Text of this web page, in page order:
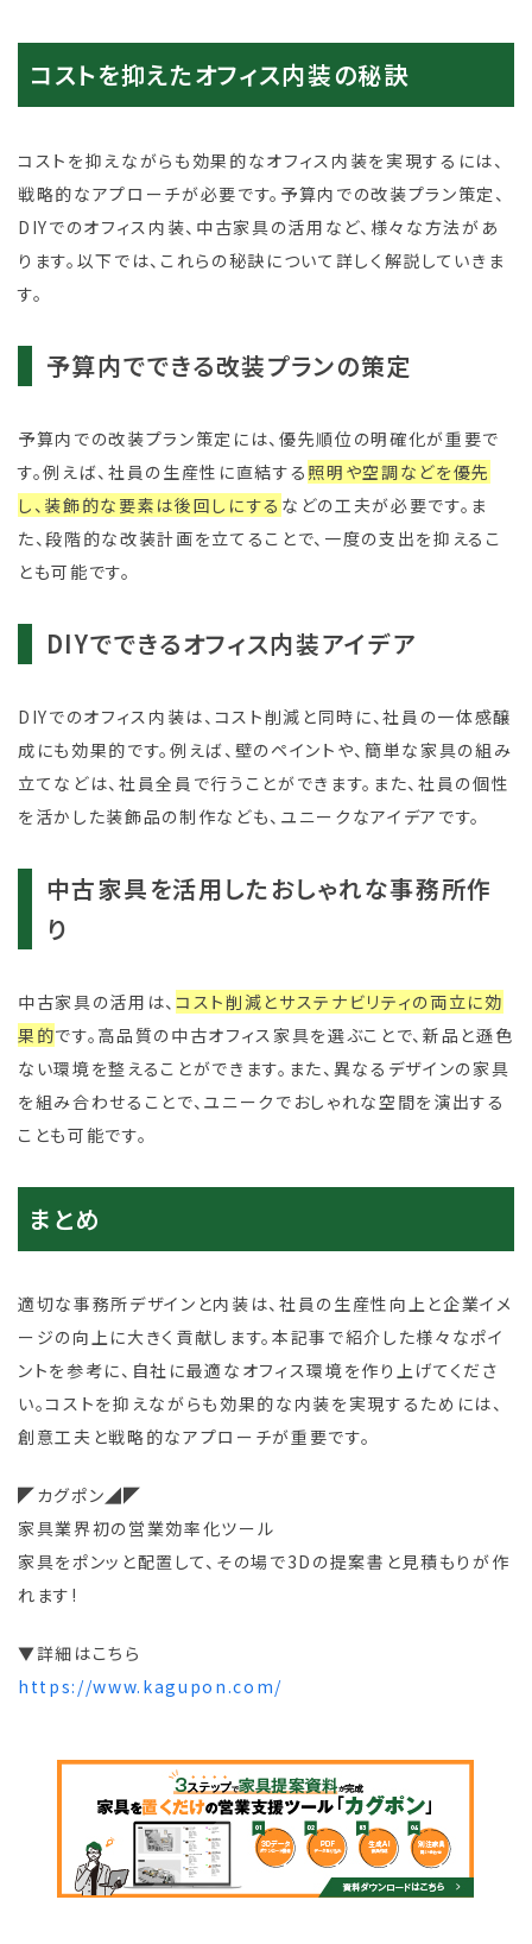
コストを抑えたオフィス内装の秘訣
コストを抑えながらも効果的なオフィス内装を実現するには、
戦略的なアプローチが必要です。予算内での改装プラン策定、
DIYでのオフィス内装、中古家具の活用など、様々な方法があ
ります。以下では、これらの秘訣について詳しく解説していきま
す。
予算内でできる改装プランの策定
予算内での改装プラン策定には、優先順位の明確化が重要で
す。例えば、社員の生産性に直結する 照明や空調などを優先
し、装飾的な要素は後回しにする などの工夫が必要です。ま
た、段階的な改装計画を立てることで、一度の支出を抑えるこ
とも可能です。
DIYでできるオフィス内装アイデア
DIYでのオフィス内装は、コスト削減と同時に、社員の一体感醸
成にも効果的です。例えば、壁のペイントや、簡単な家具の組み
立てなどは、社員全員で行うことができます。また、社員の個性
を活かした装飾品の制作なども、ユニークなアイデアです。
中古家具を活用したおしゃれな事務所作
り
中古家具の活用は、 コスト削減とサステナビリティの両立に効
果的です。高品質の中古オフィス家具を選ぶことで、新品と遜色
ない環境を整えることができます。また、異なるデザインの家具
を組み合わせることで、ユニークでおしゃれな空間を演出する
ことも可能です。
まとめ
適切な事務所デザインと内装は、社員の生産性向上と企業イメ
ージの向上に大きく貢献します。本記事で紹介した様々なポイ
ントを参考に、自社に最適なオフィス環境を作り上げてくださ
い。コストを抑えながらも効果的な内装を実現するためには、
創意工夫と戦略的なアプローチが重要です。
◤カグポン◢◤
家具業界初の営業効率化ツール
家具をポンッと配置して、その場で3Dの提案書と見積もりが作
れます!
▼詳細はこちら
https://www.kagupon.com/